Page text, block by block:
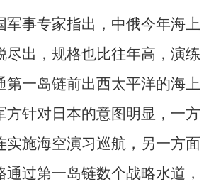
军事专家指出，中俄今年海上
尽出，规格也比往年高，演练
第一岛链前出西太平洋的海上
方针对日本的意图明显，一方
实施海空演习巡航，另一方面
通过第一岛链数个战略水道，